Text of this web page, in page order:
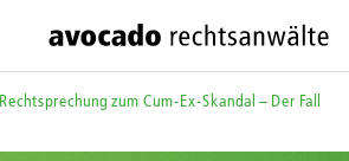
Rechtsprechung zum Cum-Ex-Skandal – Der Fall